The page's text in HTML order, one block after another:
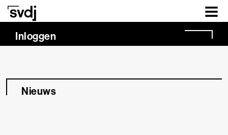
Naar hoofdinhoud
Inloggen
Nieuws